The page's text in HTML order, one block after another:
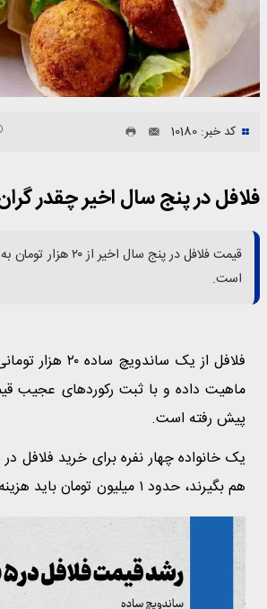
کد خبر: 10180
فلافل در پنج سال اخیر چقدر
است.
ماهیت داده و با ثبت رکوردهای عجیب
پیش رفته است.
یک خانواده چهار نفره برای خرید فلافل
هم بگیرند، حدود ۱ میلیون تومان باید هزینه کنند.